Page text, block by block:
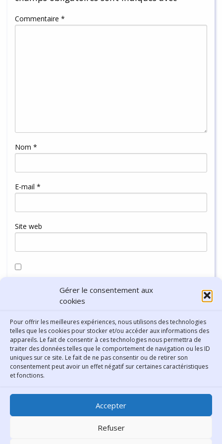
Gérer le consentement aux
cookies
Pour offrir les meilleures expériences, nous utilisons des technologies
telles que les cookies pour stocker et/ou accéder aux informations des
appareils. Le fait de consentir à ces technologies nous permettra de
traiter des données telles que le comportement de navigation ou les ID
uniques sur ce site. Le fait de ne pas consentir ou de retirer son
consentement peut avoir un effet négatif sur certaines caractéristiques
et fonctions.
Accepter
Refuser
Commentaire *
Nom *
E-mail *
Site web
navigateur pour mon prochain commentaire.
Bibliothèque municipale de
Lyon
30 Boulevard Vivier-Merle